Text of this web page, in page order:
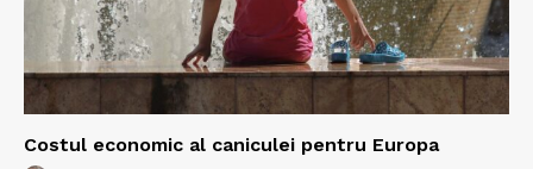
Costul economic al caniculei pentru Europa